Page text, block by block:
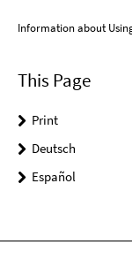
Information about
This Page
Print
Deutsch
Español